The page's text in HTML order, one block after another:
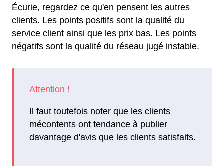
Écurie, regardez ce qu'en pensent les autres
clients. Les points positifs sont la qualité du
service client ainsi que les prix bas. Les points
négatifs sont la qualité du réseau jugé instable.
Il faut toutefois noter que les clients
mécontents ont tendance à publier
davantage d'avis que les clients satisfaits.